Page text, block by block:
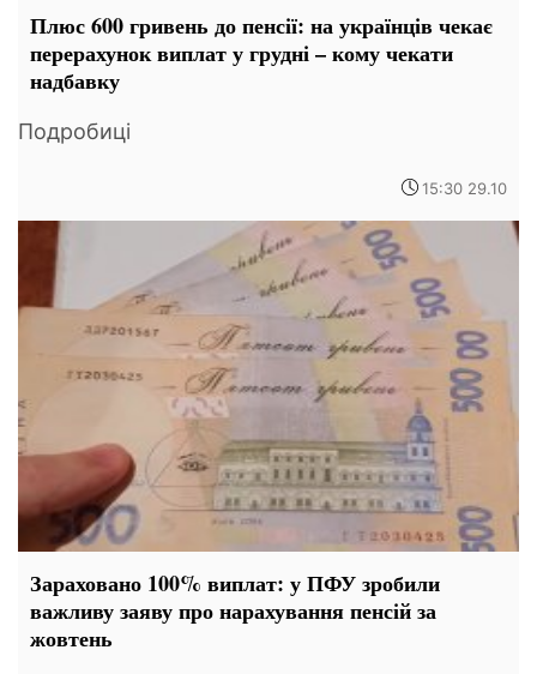
Плюс 600 гривень до пенсії: на українців чекає
перерахунок виплат у грудні – кому чекати
надбавку
Подробиці
15:30 29.10
Зараховано 100% виплат: у ПФУ зробили
важливу заяву про нарахування пенсій за
жовтень